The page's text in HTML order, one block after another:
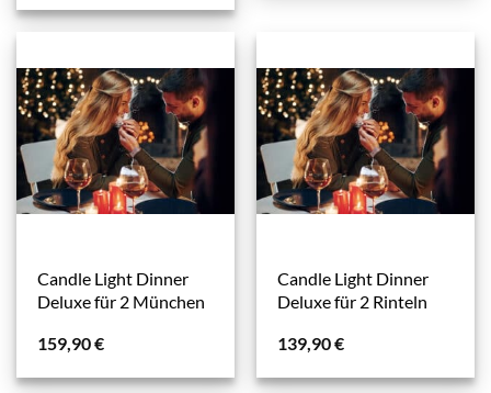
Candle Light Dinner
Deluxe für 2 München
159,90€
Candle Light Dinner
Deluxe für 2 Rinteln
139,90€